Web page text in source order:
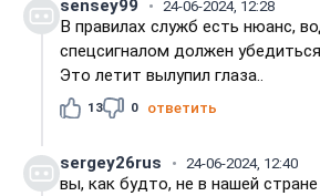
sensey99 24-06-2024, 12:28
В правилах служб есть нюанс,
спецсигналом должен
Это летит вылупил глаза..
13 0 ответить
sergey26rus 24-06-2024, 12:40
вы, как будто, не в нашей